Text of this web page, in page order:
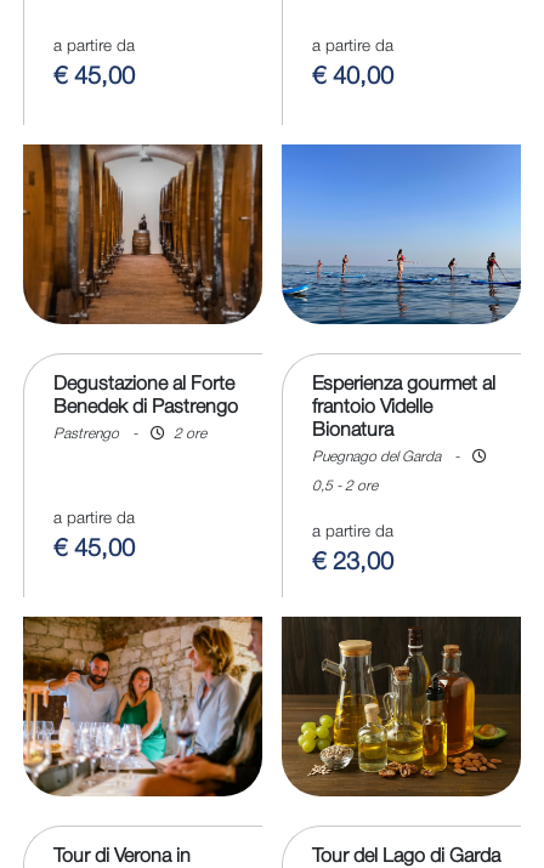
a partire da
€ 45,00
a partire da
€ 40,00
Degustazione al Forte
Benedek di Pastrengo
Pastrengo - 2 ore
a partire da
€ 45,00
Esperienza gourmet al
frantoio Videlle
Bionatura
Puegnago del Garda -
0,5 - 2 ore
a partire da
€ 23,00
Tour di Verona in
Tour del Lago di Garda